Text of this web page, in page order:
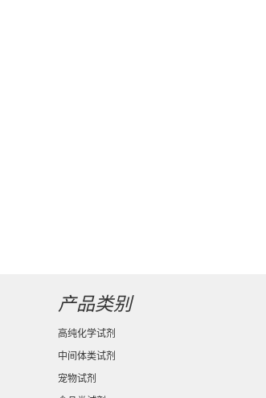
产品类别
高纯化学试剂
中间体类试剂
宠物试剂